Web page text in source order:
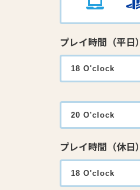
プレイ時間（平日）
プレイ時間（休日）